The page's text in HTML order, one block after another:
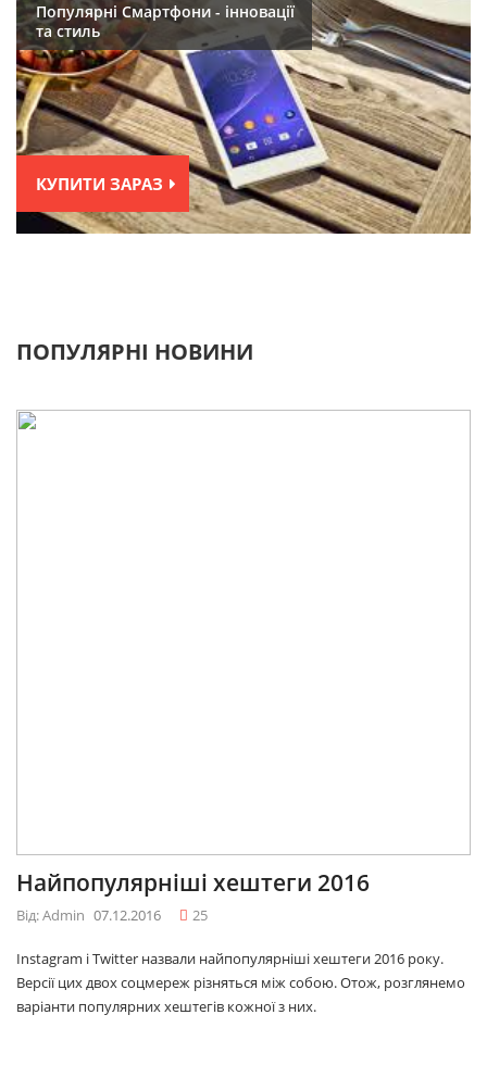
Популярні Смартфони - інновації
та стиль
КУПИТИ ЗАРАЗ
ПОПУЛЯРНІ НОВИНИ
Найпопулярніші хештеги 2016
Від: Admin 07.12.2016 25
Instagram і Twitter назвали найпопулярніші хештеги 2016 року.
Версії цих двох соцмереж різняться між собою. Отож, розглянемо
варіанти популярних хештегів кожної з них.